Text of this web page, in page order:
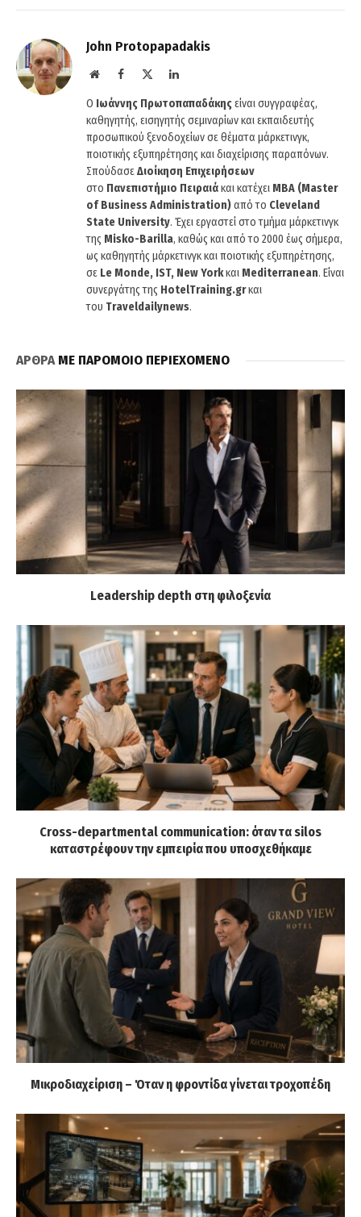
John Protopapadakis
WebsiteFacebook LinkedIn
O Ιωάννης Πρωτοπαπαδάκηςείναι συγγραφέας,
καθηγητής, εισηγητής σεμιναρίων και εκπαιδευτής
προσωπικού ξενοδοχείων σε θέματα μάρκετινγκ,
ποιοτικής εξυπηρέτησης και διαχείρισης παραπόνων.
ΣπούδασεΔιοίκηση Επιχειρήσεων
στο Πανεπιστήμιο Πειραιάκαι κατέχει MBA (Master
of Business Administration)από το Cleveland
State University. Έχει εργαστεί στο τμήμα μάρκετινγκ
της Misko-Barilla, καθώς και από το 2000 έως σήμερα,
ως καθηγητής μάρκετινγκ και ποιοτικής εξυπηρέτησης,
σε Le Monde, IST, New Yorkκαι Mediterranean. Είναι
συνεργάτης της HotelTraining.grκαι
του Traveldailynews.
ΑΡΘΡΑΜΕ ΠΑΡΟΜΟΙΟ ΠΕΡΙΕΧΟΜΕΝΟ
Leadership depth στη φιλοξενία
Cross-departmental communication: όταν τα silos
καταστρέφουν την εμπειρία που υποσχεθήκαμε
Μικροδιαχείριση – Όταν η φροντίδα γίνεται τροχοπέδη